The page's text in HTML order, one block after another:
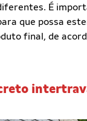
É
que possa
final, de